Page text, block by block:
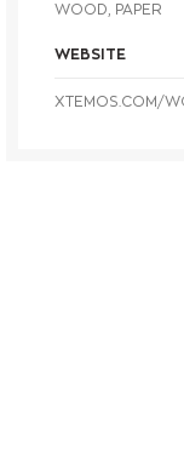
WOOD, PAPER
WEBSITE
XTEMOS.COM/